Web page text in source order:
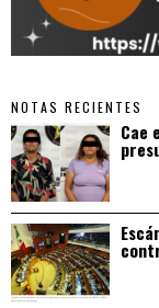
NOTAS RECIENTES
Cae